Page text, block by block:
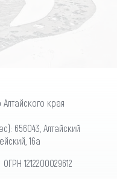
края
656043, Алтайский
16а
1212200029612